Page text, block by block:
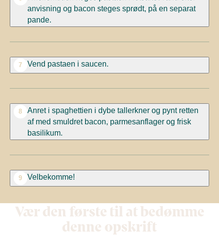
anvisning og bacon steges sprødt, på en separat
pande.
7 Vend pastaen i saucen.
8
Anret i spaghettien i dybe tallerkner og pynt retten
af med smuldret bacon, parmesanflager og frisk
basilikum.
9 Velbekomme!
Vær den første til at bedømme
denne opskrift